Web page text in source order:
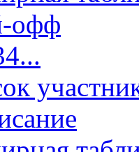
офф